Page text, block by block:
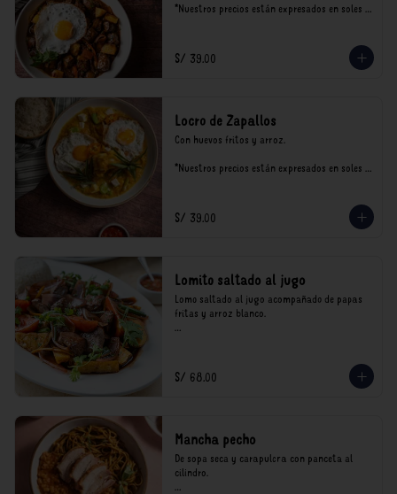
*Nuestros precios están expresados en soles e
S/ 39.00
Locro de Zapallos
Con huevos fritos y arroz.
*Nuestros precios están expresados en soles e
S/ 39.00
Lomito saltado al jugo
Lomo saltado al jugo acompañado de papas
fritas y arroz blanco.
consumo.
S/ 68.00
Mancha pecho
De sopa seca y carapulcra con panceta al
cilindro.